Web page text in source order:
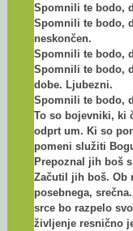
Spomnili te bodo,
Spomnili te bodo,
neskončen.
Spomnili te bodo,
Spomnili te bodo,
dobe. Ljubezni.
Spomnili te bodo,
To so bojevniki, ki
odprt um. Ki so
pomeni služiti
Prepoznal jih boš
Začutil jih boš. Ob
posebnega,
srce bo razpelo
življenje resnično